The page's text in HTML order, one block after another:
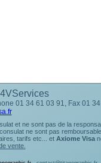
et ne sont pas de la
ne sont pas
tarifs etc... et Axiome Visa
vente.
01 34 61 03 91, Fax 01